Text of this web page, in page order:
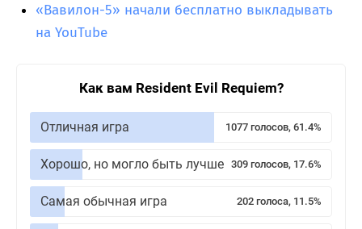
«Вавилон-5» начали бесплатно выкладывать
на YouTube
Как вам Resident Evil Requiem?
Отличная игра 1077 голосов, 61.4%
Хорошо, но могло быть лучше 309 голосов, 17.6%
Самая обычная игра 202 голоса, 11.5%